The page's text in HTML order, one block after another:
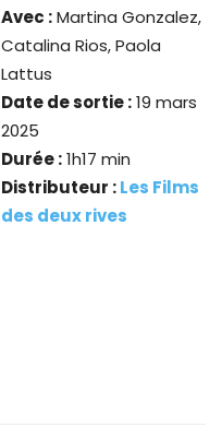
Avec :Martina Gonzalez,
Catalina Rios, Paola
Lattus
Date de sortie :19 mars
2025
Durée :1h17 min
Distributeur :Les Films
des deux rives